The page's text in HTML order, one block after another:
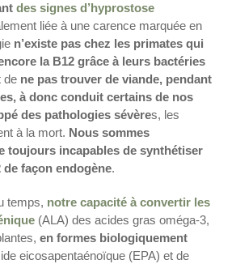
des signes d’hyprostose
liée à une carence marquée en
n’existe pas chez les primates qui
la B12 grâce à leurs bactéries
de ne pas trouver de viande, pendant
à donc conduit certains de nos
des pathologies sévères, les
à la mort. Nous sommes
toujours incapables de synthétiser
façon endogène.
temps, notre capacité à convertir les
(ALA) des acides gras oméga-3,
en formes biologiquement
eicosapentaénoïque (EPA) et de